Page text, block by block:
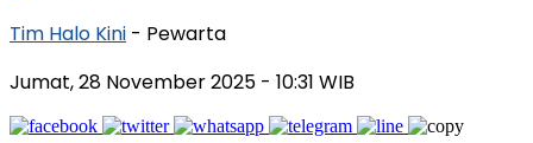
Tim Halo Kini - Pewarta
Jumat, 28 November 2025 - 10:31 WIB